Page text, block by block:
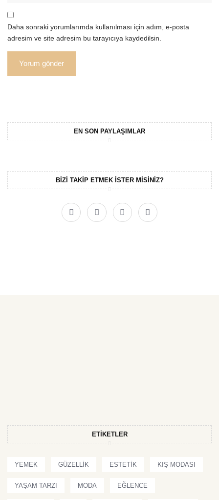
Daha sonraki yorumlarımda kullanılması için adım, e-posta
adresim ve site adresim bu tarayıcıya kaydedilsin.
EN SON PAYLAŞIMLAR
BIZI TAKIP ETMEK ISTER MISINIZ?
ETIKETLER
YEMEK GÜZELLIK ESTETIK KIŞ MODASI
YAŞAM TARZI MODA EĞLENCE